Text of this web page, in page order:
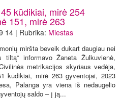
kūdikiai, mirė 254
151, mirė 263
14 | Rubrika: Miestas
miršta beveik dukart daugiau nei
informavo Žaneta Žulkuvienė,
metrikacijos skyriaus vedėja,
kūdikiai, mirė 263 gyventojai, 2023
Palanga yra viena iš nedaugelio
saldo – į ją...